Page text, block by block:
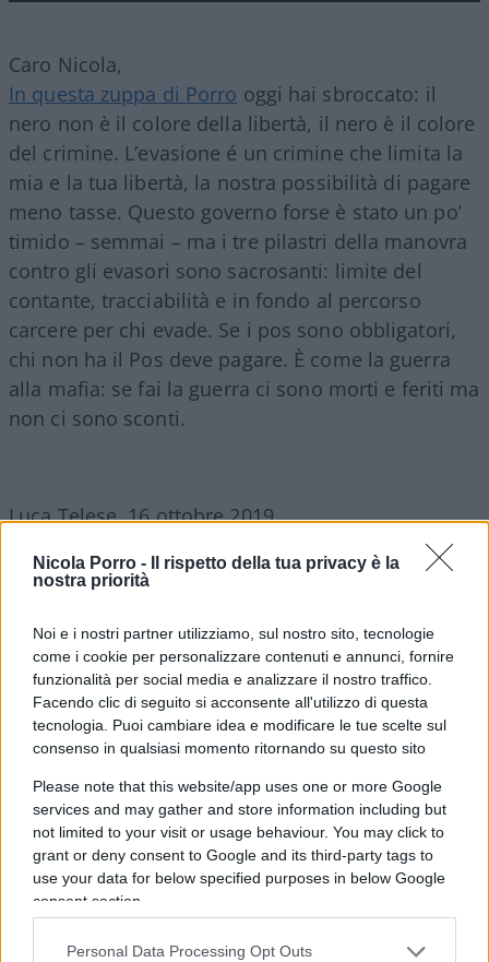
Nicola Porro -
Il rispetto della tua privacy è la
nostra priorità
Noi e i nostri partner utilizziamo, sul nostro sito, tecnologie
come i cookie per personalizzare contenuti e annunci, fornire
funzionalità per social media e analizzare il nostro traffico.
Facendo clic di seguito si acconsente all'utilizzo di questa
tecnologia. Puoi cambiare idea e modificare le tue scelte sul
consenso in qualsiasi momento ritornando su questo sito
Please note that this website/app uses one or more Google
services and may gather and store information including but
not limited to your visit or usage behaviour. You may click to
grant or deny consent to Google and its third-party tags to
use your data for below specified purposes in below Google
consent section.
Personal Data Processing Opt Outs
Caro Nicola,
In questa zuppa di Porro oggi hai sbroccato: il
nero non è il colore della libertà, il nero è il colore
del crimine. L’evasione é un crimine che limita la
mia e la tua libertà, la nostra possibilità di pagare
meno tasse. Questo governo forse è stato un po’
timido – semmai – ma i tre pilastri della manovra
contro gli evasori sono sacrosanti: limite del
contante, tracciabilità e in fondo al percorso
carcere per chi evade. Se i pos sono obbligatori,
chi non ha il Pos deve pagare. È come la guerra
alla mafia: se fai la guerra ci sono morti e feriti ma
non ci sono sconti.
Luca Telese, 16 ottobre 2019
Caro Luca,
Pubblico volentieri questo tuo contributo, totalmente
credo anche i suoi commensali. È proprio questa la
differenza tra un liberale, come sono io, e un
socialista, come rimani tu. Constato che oggi volete
le manette agli evasori. Ieri le pretendevate nei
confronti dei capitalisti. È già un passo avanti.
Quando vi accorgerete che l’odio di classe non serve